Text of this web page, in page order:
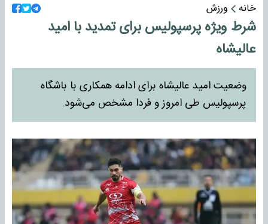
خانه
ورزش
شرط ویژه پرسپولیس برای تمدید با امید
عالیشاه
وضعیت امید عالیشاه برای ادامه همکاری با باشگاه
پرسپولیس طی امروز و فردا مشخص می‌شود.